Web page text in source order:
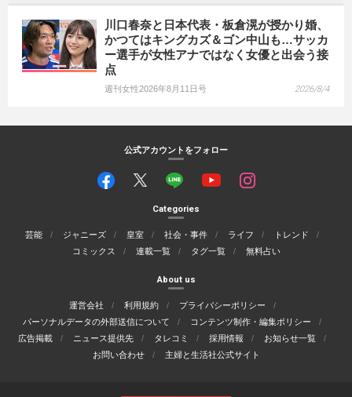
川口春奈と日本代表・板倉滉が授かり婚、
かつてはキングカズ＆ゴン中山も…サッカ
ー選手が女性アナではなく女優と出会う接
点
週刊女性2026年8月11日号 2026/8/4
公式アカウントをフォロー
Categories
芸能 ジャニーズ 皇室 社会・事件 ライフ
トレンド
コミックス
連載一覧 タグ一覧 無料占い
About us
運営会社 利用規約
プライバシーポリシー
パーソナルデータの外部送信について
コンテンツ制作・編集ポリシー
広告掲載
ニュース提供先 タレコミ 採用情報
お知らせ一覧
お問い合わせ
主婦と生活社公式サイト